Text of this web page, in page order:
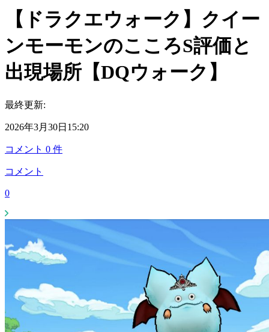
【ドラクエウォーク】クイー
ンモーモンのこころS評価と
出現場所【DQウォーク】
最終更新:
2026年3月30日15:20
コメント 0 件
コメント
0